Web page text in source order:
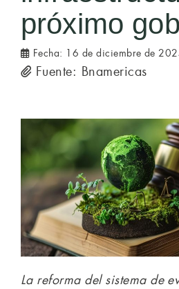
próximo
Fecha: 16 de diciembre de
Fuente: Bnamericas
La reforma del sistema de